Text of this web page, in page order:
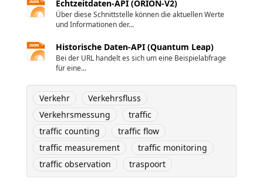
Echtzeitdaten-API (ORION-V2)
Über diese Schnittstelle können die aktuellen Werte
und Informationen der...
Historische Daten-API (Quantum Leap)
Bei der URL handelt es sich um eine Beispielabfrage
für eine...
Verkehr
Verkehrsfluss
Verkehrsmessung
traffic
traffic counting
traffic flow
traffic measurement
traffic monitoring
traffic observation
traspoort